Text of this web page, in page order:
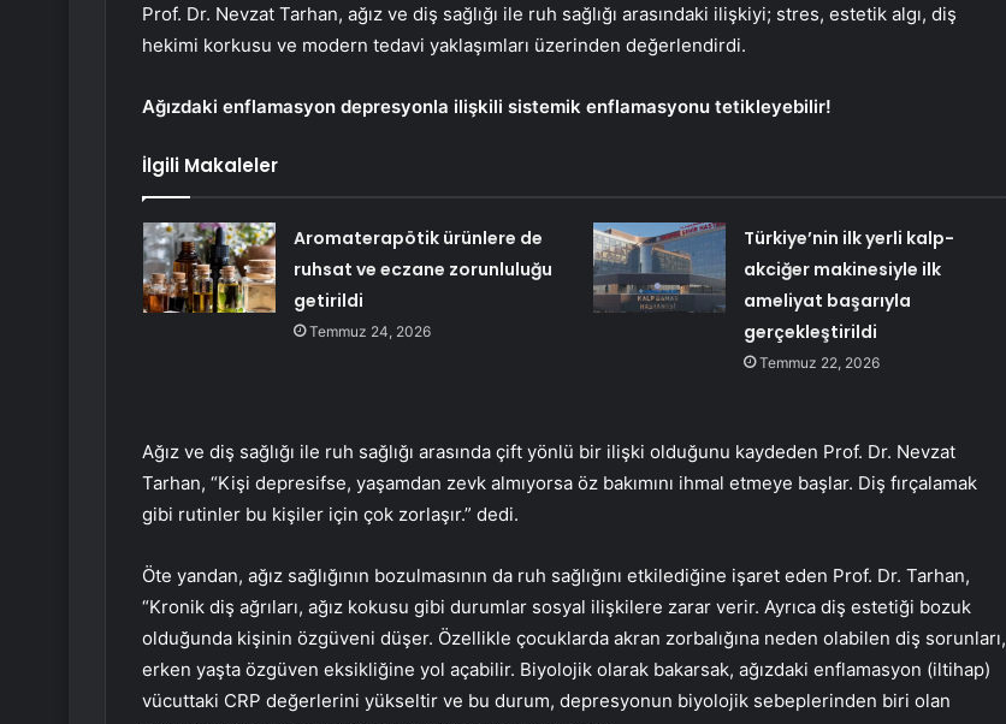
Prof. Dr. Nevzat Tarhan, ağız ve diş sağlığı ile ruh sağlığı arasındaki ilişkiyi; stres, estetik algı, diş
hekimi korkusu ve modern tedavi yaklaşımları üzerinden değerlendirdi.
Ağızdaki enflamasyon depresyonla ilişkili sistemik enflamasyonu tetikleyebilir!
İlgili Makaleler
Aromaterapötik ürünlere de
ruhsat ve eczane zorunluluğu
getirildi
Temmuz 24, 2026
Türkiye’nin ilk yerli kalp-
akciğer makinesiyle ilk
ameliyat başarıyla
gerçekleştirildi
Temmuz 22, 2026
Ağız ve diş sağlığı ile ruh sağlığı arasında çift yönlü bir ilişki olduğunu kaydeden Prof. Dr. Nevzat
Tarhan, “Kişi depresifse, yaşamdan zevk almıyorsa öz bakımını ihmal etmeye başlar. Diş fırçalamak
gibi rutinler bu kişiler için çok zorlaşır.” dedi.
Öte yandan, ağız sağlığının bozulmasının da ruh sağlığını etkilediğine işaret eden Prof. Dr. Tarhan,
“Kronik diş ağrıları, ağız kokusu gibi durumlar sosyal ilişkilere zarar verir. Ayrıca diş estetiği bozuk
olduğunda kişinin özgüveni düşer. Özellikle çocuklarda akran zorbalığına neden olabilen diş sorunları,
erken yaşta özgüven eksikliğine yol açabilir. Biyolojik olarak bakarsak, ağızdaki enflamasyon (iltihap)
vücuttaki CRP değerlerini yükseltir ve bu durum, depresyonun biyolojik sebeplerinden biri olan